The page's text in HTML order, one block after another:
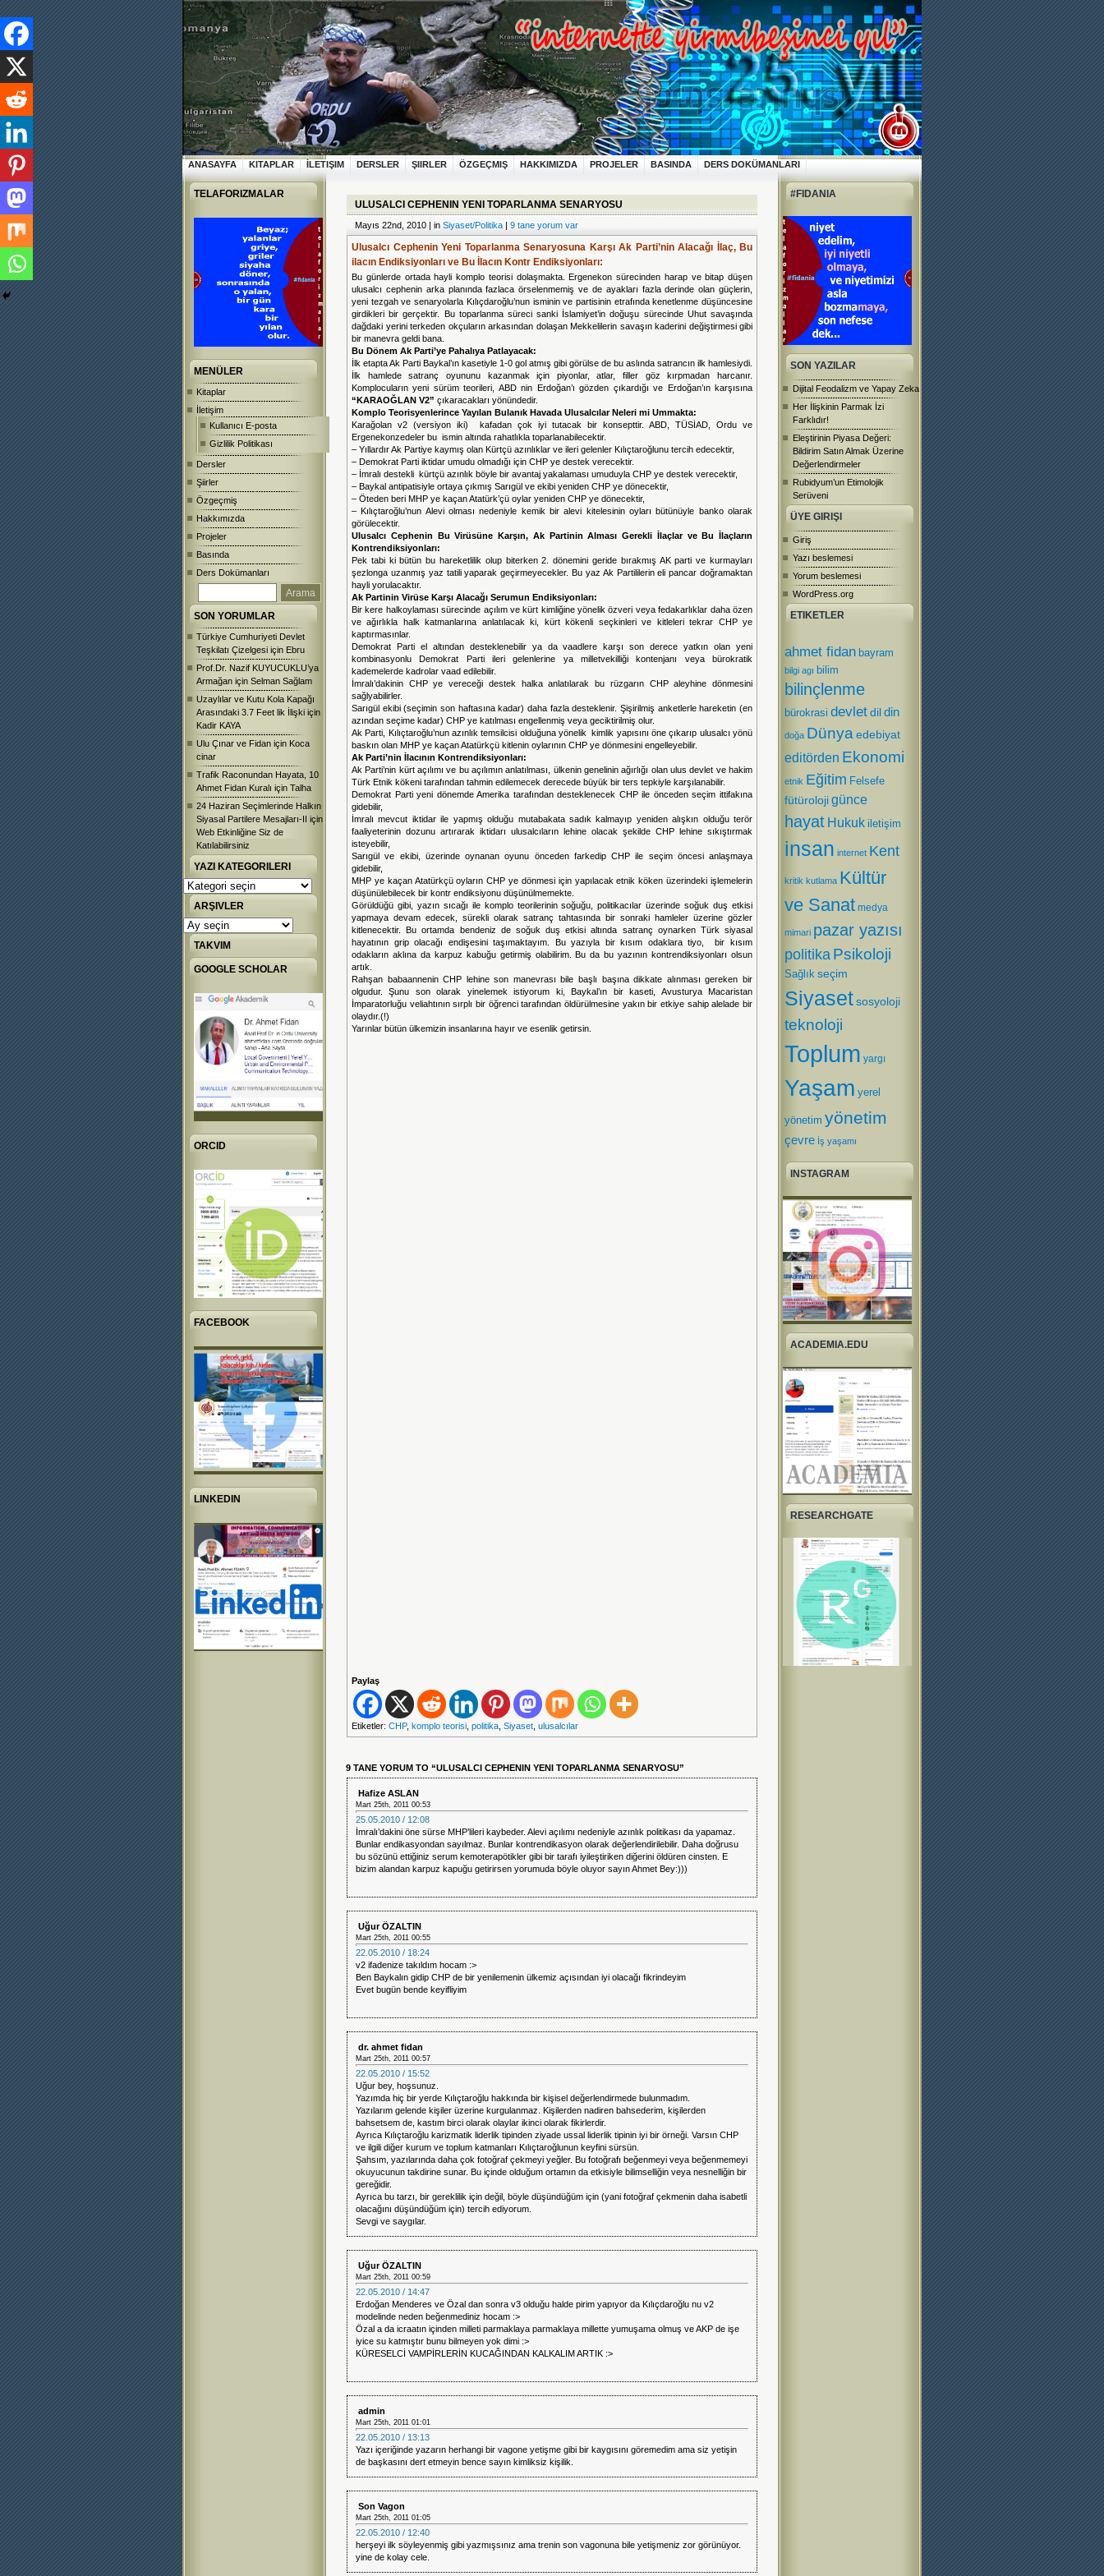
ANASAYFA KITAPLAR İLETIŞIM DERSLER ŞIIRLER ÖZGEÇMIŞ HAKKIMIZDA PROJELER BASINDA DERS DOKÜMANLARI
TELAFORIZMALAR
MENÜLER
Kitaplar
İletişim
Kullanıcı E-posta
Gizlilik Politikası
Dersler
Şiirler
Özgeçmiş
Hakkımızda
Projeler
Basında
Ders Dokümanları
SON YORUMLAR
Türkiye Cumhuriyeti Devlet
Teşkilatı Çizelgesi için Ebru
Prof.Dr. Nazif KUYUCUKLU’ya
Armağan için Selman Sağlam
Uzaylılar ve Kutu Kola Kapağı
Arasındaki 3.7 Feet lik İlişki için
Kadir KAYA
Ulu Çınar ve Fidan için Koca
cinar
Trafik Raconundan Hayata, 10
Ahmet Fidan Kuralı için Talha
24 Haziran Seçimlerinde Halkın
Siyasal Partilere Mesajları-II için
Web Etkinliğine Siz de
Katılabilirsiniz
YAZI KATEGORILERI
Yazı
Kategorileri
ARŞIVLER
Arşivler
TAKVIM
GOOGLE SCHOLAR
ORCID
FACEBOOK
LINKEDIN
#FIDANIA
SON YAZILAR
Dijital Feodalizm ve Yapay Zeka
Her İlişkinin Parmak İzi
Farklıdır!
Eleştirinin Piyasa Değeri:
Bildirim Satın Almak Üzerine
Değerlendirmeler
Rubidyum’un Etimolojik
Serüveni
ÜYE GIRIŞI
Giriş
Yazı beslemesi
Yorum beslemesi
WordPress.org
ETIKETLER
ahmet fidan bayram
bilgi agı bilim
bilinçlenme
bürokrasi devletdildin
doğa Dünya edebiyat
editörden Ekonomi
etnik Eğitim Felsefe
fütürolojigünce
hayat Hukuk iletişim
insan internet Kent
kritik kutlama Kültür
ve Sanat medya
mimari pazar yazısı
politika Psikoloji
Sağlık seçim
Siyasetsosyoloji
teknoloji
Toplum yargı
Yaşam yerel
yönetim yönetim
çevre İş yaşamı
INSTAGRAM
ACADEMIA.EDU
RESEARCHGATE
ULUSALCI CEPHENIN YENI TOPARLANMA SENARYOSU
Mayıs 22nd, 2010 | in Siyaset/Politika | 9 tane yorum var
Ulusalcı Cephenin Yeni Toparlanma Senaryosuna Karşı Ak Parti’nin Alacağı İlaç, Bu
ilacın Endiksiyonları ve Bu İlacın Kontr Endiksiyonları:
Bu günlerde ortada hayli komplo teorisi dolaşmakta. Ergenekon sürecinden harap ve bitap düşen
ulusalcı cephenin arka planında fazlaca örselenmemiş ve de ayakları fazla derinde olan güçlerin,
yeni tezgah ve senaryolarla Kılıçdaroğlu’nun isminin ve partisinin etrafında kenetlenme düşüncesine
girdikleri bir gerçektir. Bu toparlanma süreci sanki İslamiyet’in doğuşu sürecinde Uhut savaşında
dağdaki yerini terkeden okçuların arkasından dolaşan Mekkelilerin savaşın kaderini değiştirmesi gibi
bir manevra geldi bana.
Bu Dönem Ak Parti’ye Pahalıya Patlayacak:
İlk etapta Ak Parti Baykal’ın kasetiyle 1-0 gol atmış gibi görülse de bu aslında satrancın ilk hamlesiydi.
İlk hamlede satranç oyununu kazanmak için piyonlar, atlar, filler göz kırpmadan harcanır.
Komplocuların yeni sürüm teorileri, ABD nin Erdoğan’ı gözden çıkardığı ve Erdoğan’ın karşısına
“KARAOĞLAN V2” çıkaracakları yönündedir.
Komplo Teorisyenlerince Yayılan Bulanık Havada Ulusalcılar Neleri mi Ummakta:
Karağolan v2 (versiyon iki) kafadan çok iyi tutacak bir konsepttir. ABD, TÜSİAD, Ordu ve
Ergenekonzedeler bu ismin altında rahatlıkla toparlanabilecektir.
– Yıllardır Ak Partiye kaymış olan Kürtçü azınlıklar ve ileri gelenler Kılıçtaroğlunu tercih edecektir,
– Demokrat Parti iktidar umudu olmadığı için CHP ye destek verecektir.
– İmralı destekli kürtçü azınlık böyle bir avantaj yakalaması umuduyla CHP ye destek verecektir,
– Baykal antipatisiyle ortaya çıkmış Sarıgül ve ekibi yeniden CHP ye dönecektir,
– Öteden beri MHP ye kaçan Atatürk’çü oylar yeniden CHP ye dönecektir,
– Kılıçtaroğlu’nun Alevi olması nedeniyle kemik bir alevi kitelesinin oyları bütünüyle banko olarak
görülecektir.
Ulusalcı Cephenin Bu Virüsüne Karşın, Ak Partinin Alması Gerekli İlaçlar ve Bu İlaçların
Kontrendiksiyonları:
Pek tabi ki bütün bu hareketlilik olup biterken 2. dönemini geride bırakmış AK parti ve kurmayları
şezlonga uzanmış yaz tatili yaparak geçirmeyecekler. Bu yaz Ak Partililerin eli pancar doğramaktan
hayli yorulacaktır.
Ak Partinin Virüse Karşı Alacağı Serumun Endiksiyonları:
Bir kere halkoylaması sürecinde açılım ve kürt kimliğine yönelik özveri veya fedakarlıklar daha özen
ve ağırlıkla halk katmanlarına anlatılacak ki, kürt kökenli seçkinleri ve kitleleri tekrar CHP ye
kaptırmasınlar.
Demokrat Parti el altından desteklenebilir ya da vaadlere karşı son derece yatkın olan yeni
kombinasyonlu Demokrat Parti ileri gelenlerine ya milletvekilliği kontenjanı veya bürokratik
kademelerde kadrolar vaad edilebilir.
İmralı’dakinin CHP ye vereceği destek halka anlatılarak bu rüzgarın CHP aleyhine dönmesini
sağlyabilirler.
Sarıgül ekibi (seçimin son haftasına kadar) daha fazla desteklenir. Şişirilmiş anketlerle hareketin (en
azından seçime kadar) CHP ye katılması engellenmiş veya geciktirilmiş olur.
Ak Parti, Kılıçtaroğlu’nun azınlık temsilcisi olduğuna yönelik kimlik yapısını öne çıkarıp ulusalcı yönü
baskın olan MHP ye kaçan Atatürkçü kitlenin oylarının CHP ye dönmesini engelleyebilir.
Ak Parti’nin İlacının Kontrendiksiyonları:
Ak Parti’nin kürt açılımı ve bu açılımın anlatılması, ülkenin genelinin ağırlığı olan ulus devlet ve hakim
Türk Etnik kökeni tarafından tahmin edilemecek derecede büyük bir ters tepkiyle karşılanabilir.
Demokrat Parti yeni dönemde Amerika tarafından desteklenecek CHP ile önceden seçim ittifakına
gidebilir,
İmralı mevcut iktidar ile yapmış olduğu mutabakata sadık kalmayıp yeniden alışkın olduğu terör
faaliyeterinin dozunu artırarak iktidarı ulusalcıların lehine olacak şekilde CHP lehine sıkıştırmak
isteyebilir,
Sarıgül ve ekibi, üzerinde oynanan oyunu önceden farkedip CHP ile seçim öncesi anlaşmaya
gidebilir,
MHP ye kaçan Atatürkçü oyların CHP ye dönmesi için yapılacak etnik köken üzerindeki işlemelerin
düşünülebilecek bir kontr endiksiyonu düşünülmemekte.
Görüldüğü gibi, yazın sıcağı ile komplo teorilerinin soğuğu, politikacılar üzerinde soğuk duş etkisi
yapmaya devam edecek, sürekli olarak satranç tahtasında bir sonraki hamleler üzerine gözler
kitlenecektir. Bu ortamda bendeniz de soğuk duş etkisi altında satranç oynarken Türk siyasal
hayatının grip olacağı endişesini taşımaktayım. Bu yazıyla bir kısım odaklara tiyo, bir kısım
odakların aklına da karpuz kabuğu getirmiş olabilirim. Bu da bu yazının kontrendiksiyonları olsun
artık.
Rahşan babaannenin CHP lehine son manevrası bile başlı başına dikkate alınması gereken bir
olgudur. Şunu son olarak yinelemek istiyorum ki, Baykal’ın bir kaseti, Avusturya Macaristan
İmparatorluğu veliahtının sırplı bir öğrenci tarafından öldürülmesine yakın bir etkiye sahip alelade bir
olaydır.(!)
Yarınlar bütün ülkemizin insanlarına hayır ve esenlik getirsin.
Paylaş
Etiketler: CHP, komplo teorisi politika Siyaset ulusalcılar
9 TANE YORUM TO “ULUSALCI CEPHENIN YENI TOPARLANMA SENARYOSU”
Hafize ASLAN
Mart 25th, 2011 00:53
25.05.2010 / 12:08
İmralı’dakini öne sürse MHP’lileri kaybeder. Alevi açılımı nedeniyle azınlık politikası da yapamaz.
Bunlar endikasyondan sayılmaz. Bunlar kontrendikasyon olarak değerlendirilebilir. Daha doğrusu
bu sözünü ettiğiniz serum kemoterapötikler gibi bir tarafı iyileştiriken diğerini öldüren cinsten. E
bizim alandan karpuz kapuğu getirirsen yorumuda böyle oluyor sayın Ahmet Bey:)))
Uğur ÖZALTIN
Mart 25th, 2011 00:55
22.05.2010 / 18:24
v2 ifadenize takıldım hocam :>
Ben Baykalın gidip CHP de bir yenilemenin ülkemiz açısından iyi olacağı fikrindeyim
Evet bugün bende keyifliyim
dr. ahmet fidan
Mart 25th, 2011 00:57
22.05.2010 / 15:52
Uğur bey, hoşsunuz.
Yazımda hiç bir yerde Kılıçtaroğlu hakkında bir kişisel değerlendirmede bulunmadım.
Yazılarım gelende kişiler üzerine kurgulanmaz. Kişilerden nadiren bahsederim, kişilerden
bahsetsem de, kastım birci olarak olaylar ikinci olarak fikirlerdir.
Ayrıca Kılıçtaroğlu karizmatik liderlik tipinden ziyade ussal liderlik tipinin iyi bir örneği. Varsın CHP
ve ilgili diğer kurum ve toplum katmanları Kılıçtaroğlunun keyfini sürsün.
Şahsım, yazılarında daha çok fotoğraf çekmeyi yeğler. Bu fotoğrafı beğenmeyi veya beğenmemeyi
okuyucunun takdirine sunar. Bu içinde olduğum ortamın da etkisiyle bilimselliğin veya nesnelliğin bir
gereğidir.
Ayrıca bu tarzı, bir gereklilik için değil, böyle düşündüğüm için (yani fotoğraf çekmenin daha isabetli
olacağını düşündüğüm için) tercih ediyorum.
Sevgi ve saygılar.
Uğur ÖZALTIN
Mart 25th, 2011 00:59
22.05.2010 / 14:47
Erdoğan Menderes ve Özal dan sonra v3 olduğu halde pirim yapıyor da Kılıçdaroğlu nu v2
modelinde neden beğenmediniz hocam :>
Özal a da icraatın içinden milleti parmaklaya parmaklaya millette yumuşama olmuş ve AKP de işe
iyice su katmıştır bunu bilmeyen yok dimi :>
KÜRESELCİ VAMPİRLERİN KUCAĞINDAN KALKALIM ARTIK :>
admin
Mart 25th, 2011 01:01
22.05.2010 / 13:13
Yazı içeriğinde yazarın herhangi bir vagone yetişme gibi bir kaygısını göremedim ama siz yetişin
de başkasını dert etmeyin bence sayın kimliksiz kişilik.
Son Vagon
Mart 25th, 2011 01:05
22.05.2010 / 12:40
herşeyi ilk söyleyenmiş gibi yazmışsınız ama trenin son vagonuna bile yetişmeniz zor görünüyor.
yine de kolay cele.